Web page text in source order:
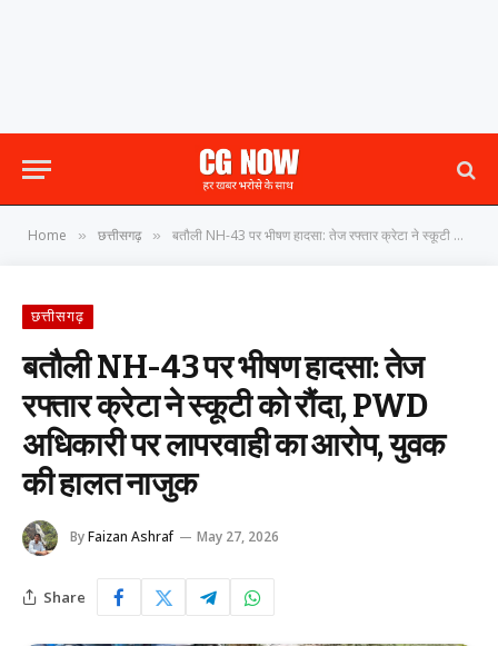
Home » छत्तीसगढ़ » बतौली NH-43 पर भीषण हादसा: तेज रफ्तार क्रेटा ने स्कूटी को रौंदा, PWD अधिकारी पर लापरवाही का आरोप, युवक की हालत नाजुक
छत्तीसगढ़
बतौली NH-43 पर भीषण हादसा: तेज
रफ्तार क्रेटा ने स्कूटी को रौंदा, PWD
अधिकारी पर लापरवाही का आरोप, युवक
की हालत नाजुक
ByFaizan Ashraf May 27, 2026
Share